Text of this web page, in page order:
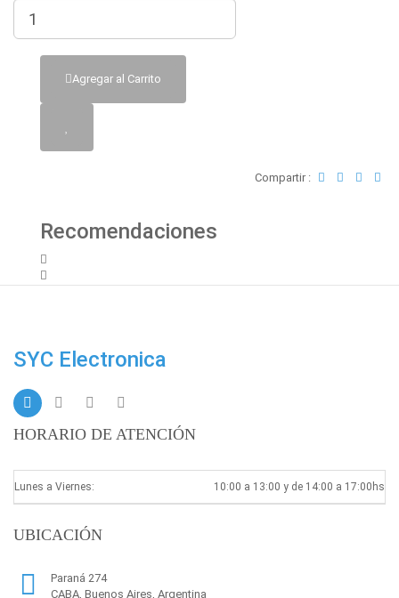
Agregar al Carrito
Compartir :
Recomendaciones
SYC Electronica
HORARIO DE ATENCIÓN
Lunes a Viernes: 10:00 a 13:00 y de 14:00 a 17:00hs
UBICACIÓN
Paraná 274
CABA, Buenos Aires, Argentina